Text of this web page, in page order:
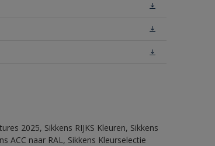
2025, Sikkens RIJKS Kleuren, Sikkens
ACC naar RAL, Sikkens Kleurselectie